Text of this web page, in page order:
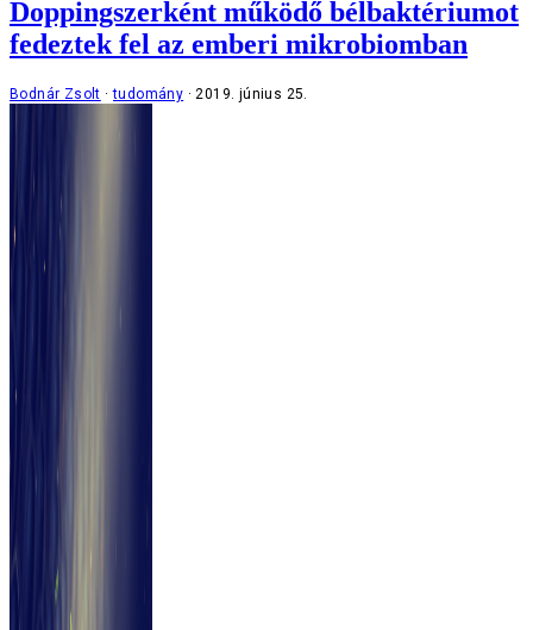
Doppingszerként működő bélbaktériumot
fedeztek fel az emberi mikrobiomban
Bodnár Zsolt tudomány 2019. június 25.